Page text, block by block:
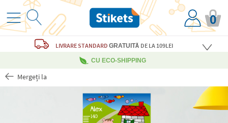
0
LIVRARE STANDARD GRATUITĂ DE LA 109LEI
CU ECO-SHIPPING
Mergeți la